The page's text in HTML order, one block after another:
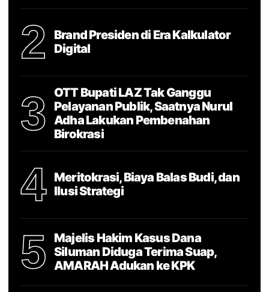
2
Brand Presiden di Era Kalkulator
Digital
3
OTT Bupati LAZ Tak Ganggu
Pelayanan Publik, Saatnya Nurul
Adha Lakukan Pembenahan
Birokrasi
4
Meritokrasi, Biaya Balas Budi, dan
Ilusi Strategi
5
Majelis Hakim Kasus Dana
Siluman Diduga Terima Suap,
AMARAH Adukan ke KPK